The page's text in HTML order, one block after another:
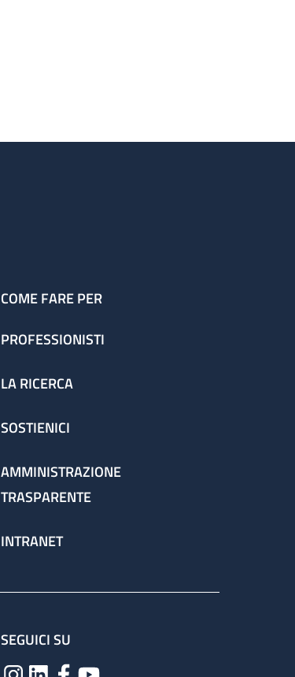
COME FARE PER
PROFESSIONISTI
LA RICERCA
SOSTIENICI
AMMINISTRAZIONE
TRASPARENTE
INTRANET
SEGUICI SU